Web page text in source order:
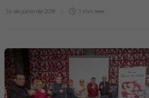
14 de junio de 2018 1 min leer